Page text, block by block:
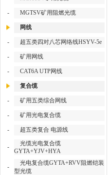
- MGTSV矿用阻燃光缆
网线
- 超五类四对八芯网络线HSYV-5e
- 矿用网线
- CAT6A UTP网线
复合缆
- 矿用五类综合网线
- 矿用光电复合缆
- 超五类复合 电源线
-
光缆光电复合缆
GYTA+YJV+HYA
-
光电复合缆GYTA+RVV阻燃铠装
型光缆